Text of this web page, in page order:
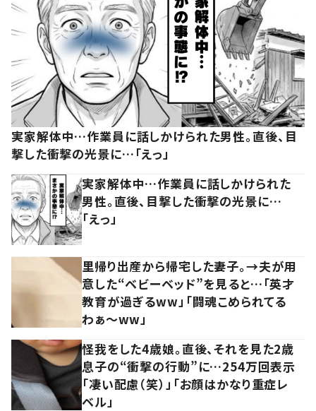
実家解体中…作業員に話しかけられた男性。直後、目
撃した衝撃の光景に…「えっ」
実家解体中…作業員に話しかけられた
男性。直後、目撃した衝撃の光景に…
「えっ」
里帰り出産から帰宅した妻子。→夫が用
意した“ベビーベッド”を見ると…「英才
教育が過ぎるww」「闘魂こめられてる
わぁ～ww」
怪我をした4歳娘。直後、それを見た2歳
息子の“衝撃の行動”に…254万回表示
「凄い配慮（笑）」「お顔はかなり重症レ
ベル」